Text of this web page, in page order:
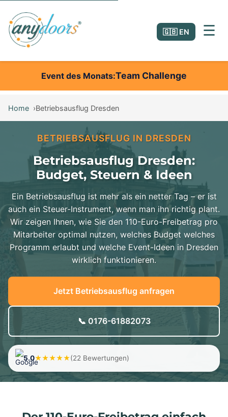
🇬🇧 EN ☰
Event des Monats Team Challenge
Home Betriebsausflug Dresden
BETRIEBSAUSFLUG IN DRESDEN
Betriebsausflug Dresden:
Budget, Steuern & Ideen
Ein Betriebsausflug ist mehr als ein netter Tag – er ist
auch ein Steuer-Instrument, wenn man ihn richtig plant.
Wir zeigen Ihnen, wie Sie den 110-Euro-Freibetrag pro
Mitarbeiter optimal nutzen, welches Budget welches
Programm erlaubt und welche Event-Ideen in Dresden
wirklich funktionieren.
Jetzt Betriebsausflug anfragen
📞 0176-61882073
5.0★★★★★(22 Bewertungen)